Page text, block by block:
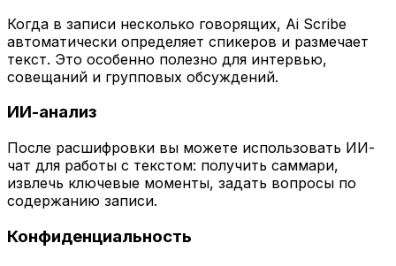
Когда в записи несколько говорящих, Ai Scribe
автоматически определяет спикеров и размечает
текст. Это особенно полезно для интервью,
совещаний и групповых обсуждений.
ИИ-анализ
После расшифровки вы можете использовать ИИ-
чат для работы с текстом: получить саммари,
извлечь ключевые моменты, задать вопросы по
содержанию записи.
Конфиденциальность